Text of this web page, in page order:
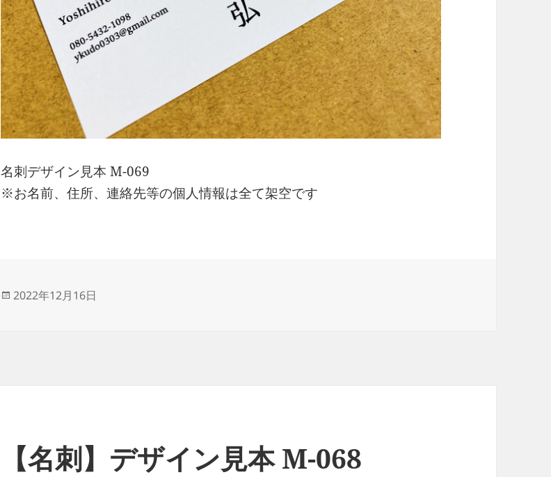
名刺デザイン見本 M-069
※お名前、住所、連絡先等の個人情報は全て架空です
投
2022年12月16日
【名刺】デザイン見本 M-068